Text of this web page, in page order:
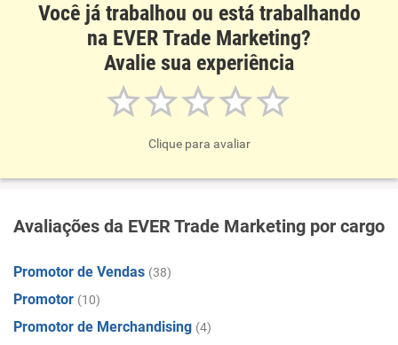
Você já trabalhou ou está trabalhando
na EVER Trade Marketing?
Avalie sua experiência
Clique para avaliar
Avaliações da EVER Trade Marketing por cargo
Promotor de Vendas (38)
Promotor (10)
Promotor de Merchandising (4)